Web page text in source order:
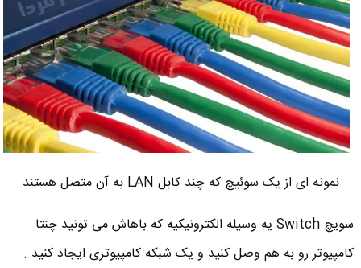
نمونه ای از یک سوئیچ که چند کابل LAN به آن متصل هستند
سویچ Switch یه وسیله الکترونیکیه که باهاش می تونید چنتا
کامپیوتر رو به هم وصل کنید و یک شبکه کامپیوتری ایجاد کنید .